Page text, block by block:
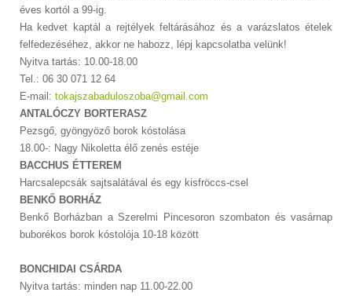
éves kortól a 99-ig.
Ha kedvet kaptál a rejtélyek feltárásához és a varázslatos ételek
felfedezéséhez, akkor ne habozz, lépj kapcsolatba velünk!
Nyitva tartás: 10.00-18.00
Tel.: 06 30 071 12 64
E-mail: tokajszabaduloszoba@gmail.com
ANTALÓCZY BORTERASZ
Pezsgő, gyöngyöző borok kóstolása
18.00-: Nagy Nikoletta élő zenés estéje
BACCHUS ÉTTEREM
Harcsalepcsák sajtsalátával és egy kisfröccs-csel
BENKŐ BORHÁZ
Benkő Borházban a Szerelmi Pincesoron szombaton és vasárnap
buborékos borok kóstolója 10-18 között
BONCHIDAI CSÁRDA
Nyitva tartás: minden nap 11.00-22.00